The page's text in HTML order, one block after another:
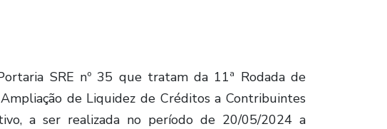
SRE nº 35 que tratam da 11ª Rodada de
de Liquidez de Créditos a Contribuintes
a ser realizada no período de 20/05/2024 a